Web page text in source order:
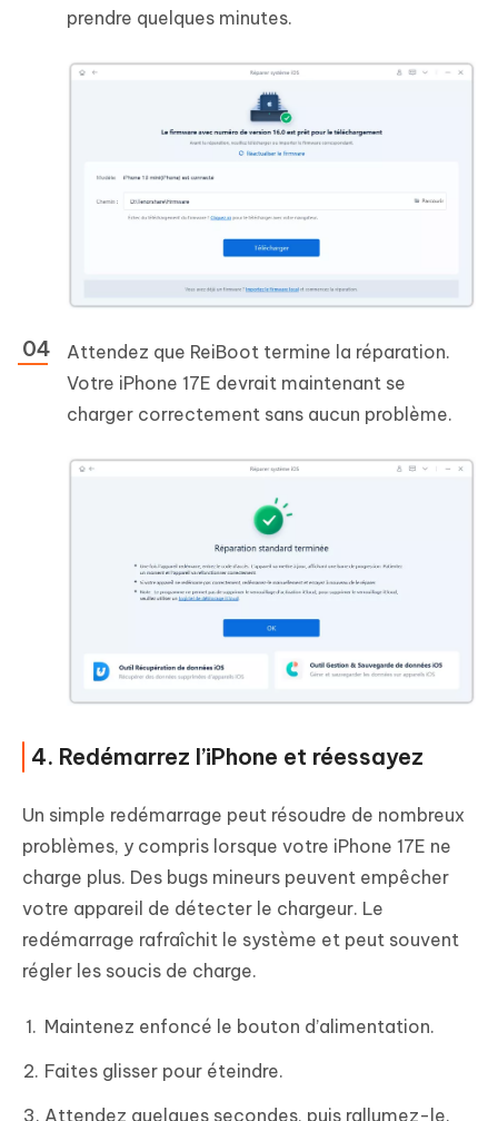
prendre quelques minutes.
Attendez que ReiBoot termine la réparation.
Votre iPhone 17E devrait maintenant se
charger correctement sans aucun problème.
4. Redémarrez l’iPhone et réessayez
Un simple redémarrage peut résoudre de nombreux
problèmes, y compris lorsque votre iPhone 17E ne
charge plus. Des bugs mineurs peuvent empêcher
votre appareil de détecter le chargeur. Le
redémarrage rafraîchit le système et peut souvent
régler les soucis de charge.
Maintenez enfoncé le bouton d’alimentation.
Faites glisser pour éteindre.
Attendez quelques secondes, puis rallumez-le.